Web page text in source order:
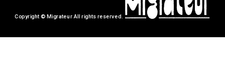
Copyright © Migrateur All rights reserved.